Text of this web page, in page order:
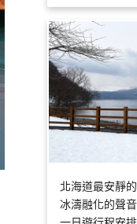
北海道最安靜
冰濤融化的聲